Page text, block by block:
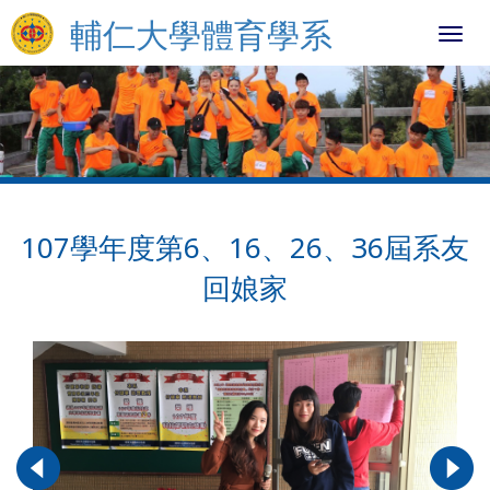
輔仁大學體育學系
107學年度第6、16、26、36屆系友
回娘家